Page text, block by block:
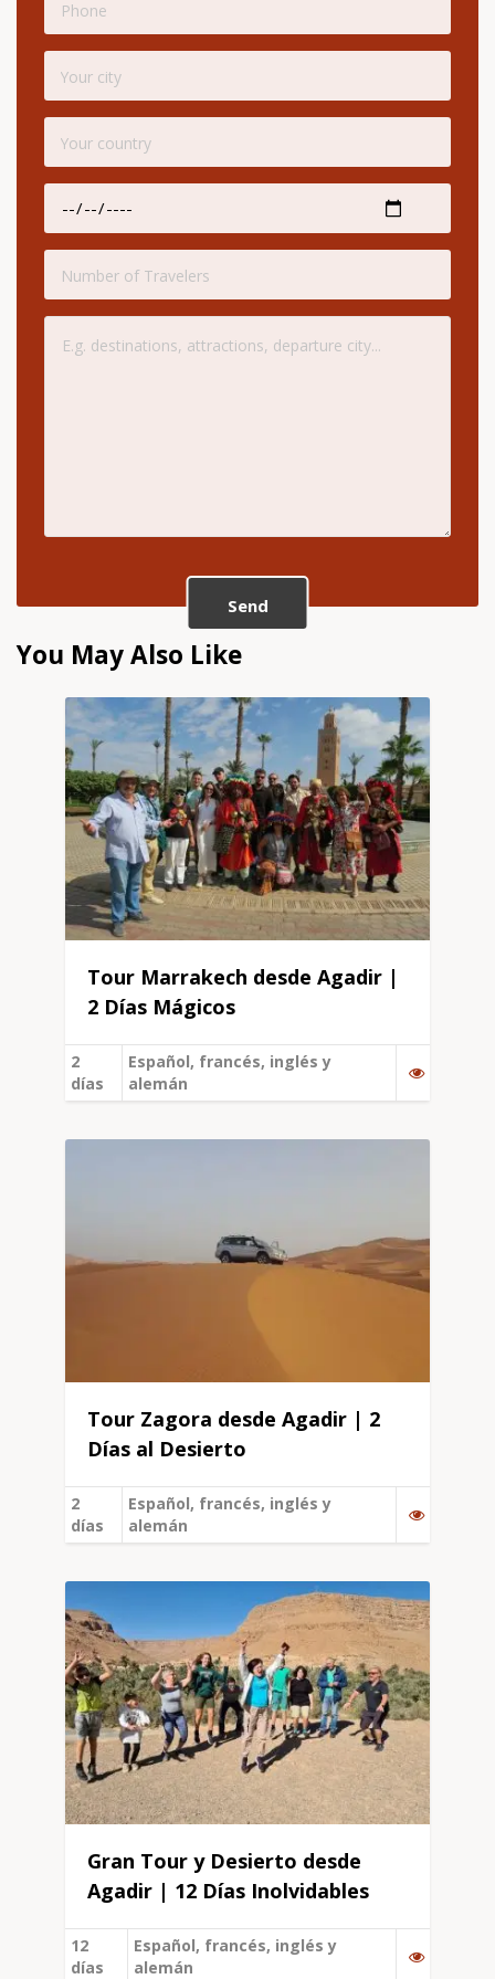
Send
You May Also Like
Tour Marrakech desde Agadir |
2 Días Mágicos
2
días
Español, francés, inglés y
alemán
Tour Zagora desde Agadir | 2
Días al Desierto
2
días
Español, francés, inglés y
alemán
Gran Tour y Desierto desde
Agadir | 12 Días Inolvidables
12
días
Español, francés, inglés y
alemán